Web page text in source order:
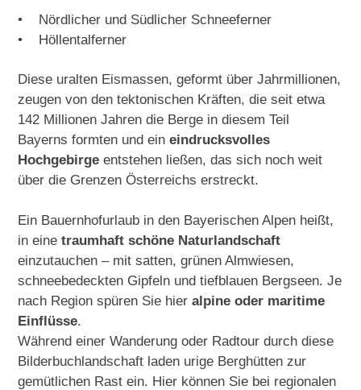
• Nördlicher und Südlicher Schneeferner
• Höllentalferner
Diese uralten Eismassen, geformt über Jahrmillionen,
zeugen von den tektonischen Kräften, die seit etwa
142 Millionen Jahren die Berge in diesem Teil
Bayerns formten und eineindrucksvolles
Hochgebirge entstehen ließen, das sich noch weit
über die Grenzen Österreichs erstreckt.
Ein Bauernhofurlaub in den Bayerischen Alpen heißt,
in einetraumhaft schöne Naturlandschaft
einzutauchen – mit satten, grünen Almwiesen,
schneebedeckten Gipfeln und tiefblauen Bergseen. Je
nach Region spüren Sie hieralpine oder maritime
Einflüsse.
Während einer Wanderung oder Radtour durch diese
Bilderbuchlandschaft laden urige Berghütten zur
gemütlichen Rast ein. Hier können Sie bei regionalen